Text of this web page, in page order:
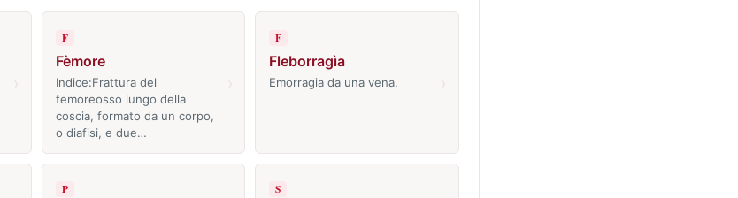
F
Fèmore
Indice:Frattura del
femoreosso lungo della
coscia, formato da un corpo,
o diafisi, e due…
F
Fleborragìa
Emorragia da una vena.
P S